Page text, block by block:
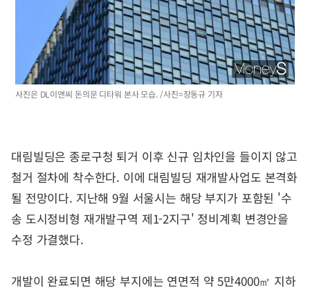
사진은 DL이앤씨 돈의문 디타워 본사 모습. /사진=장동규 기자
대림빌딩은 종로구청 퇴거 이후 신규 임차인을 들이지 않고
철거 절차에 착수한다. 이에 대림빌딩 재개발사업도 본격화
될 전망이다. 지난해 9월 서울시는 해당 부지가 포함된 '수
송 도시정비형 재개발구역 제1-2지구' 정비계획 변경안을
수정 가결했다.
개발이 완료되면 해당 부지에는 연면적 약 5만4000㎡ 지하